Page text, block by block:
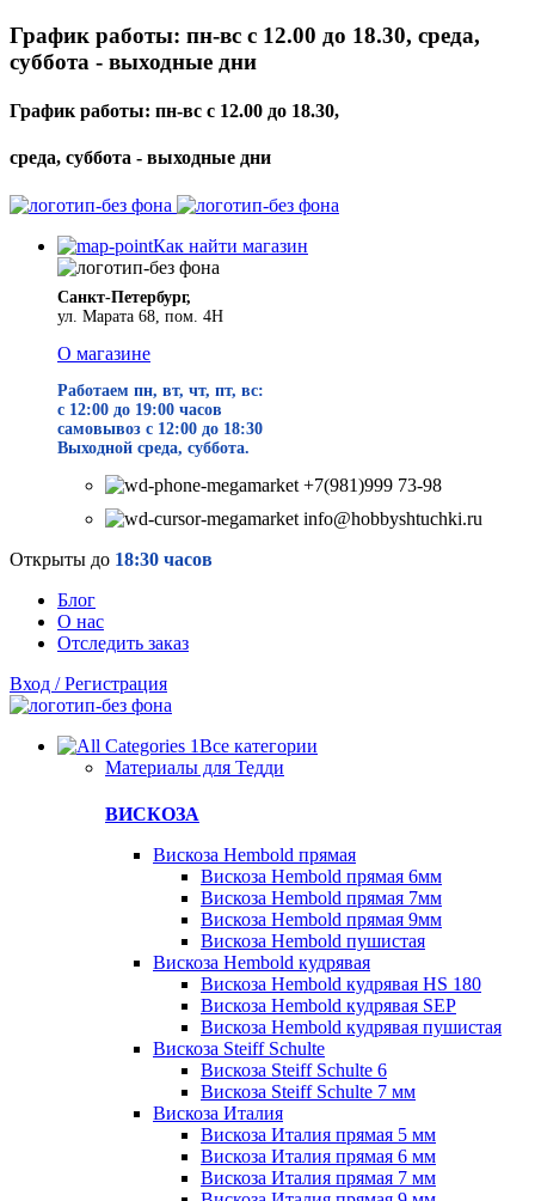
График работы: пн-вс с 12.00 до 18.30, среда,
суббота - выходные дни
График работы: пн-вс с 12.00 до 18.30,
среда, суббота - выходные дни
Как найти магазин
Санкт-Петербург,
ул. Марата 68, пом. 4Н
О магазине
Работаем пн, вт, чт, пт, вс:
с 12:00 до 19:00 часов
самовывоз с 12:00 до 18:30
Выходной среда, суббота.
+7(981)999 73-98
info@hobbyshtuchki.ru
Открыты до 18:30 часов
Блог
О нас
Отследить заказ
Вход / Регистрация
Все категории
Материалы для Тедди
ВИСКОЗА
Вискоза Hembold прямая
Вискоза Hembold прямая 6мм
Вискоза Hembold прямая 7мм
Вискоза Hembold прямая 9мм
Вискоза Hembold пушистая
Вискоза Hembold кудрявая
Вискоза Hembold кудрявая HS 180
Вискоза Hembold кудрявая SEP
Вискоза Hembold кудрявая пушистая
Вискоза Steiff Schulte
Вискоза Steiff Schulte 6
Вискоза Steiff Schulte 7 мм
Вискоза Италия
Вискоза Италия прямая 5 мм
Вискоза Италия прямая 6 мм
Вискоза Италия прямая 7 мм